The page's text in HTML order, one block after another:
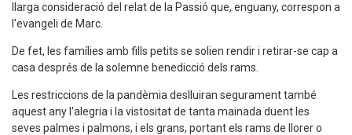
llarga consideració del relat de la Passió que, enguany, correspon a
l'evangeli de Marc.
De fet, les famílies amb fills petits se solien rendir i retirar-se cap a
casa després de la solemne benedicció dels rams.
Les restriccions de la pandèmia deslluiran segurament també
aquest any l'alegria i la vistositat de tanta mainada duent les
seves palmes i palmons, i els grans, portant els rams de llorer o